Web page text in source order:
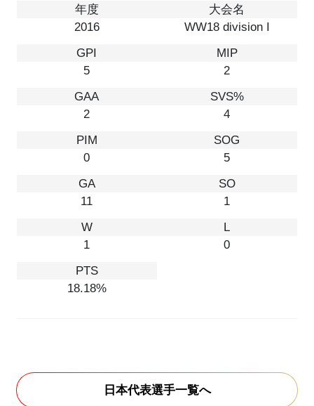
2016 WW18 division I
5 2
2 4
0 5
11 1
1 0
18.18%
日本代表選手一覧へ